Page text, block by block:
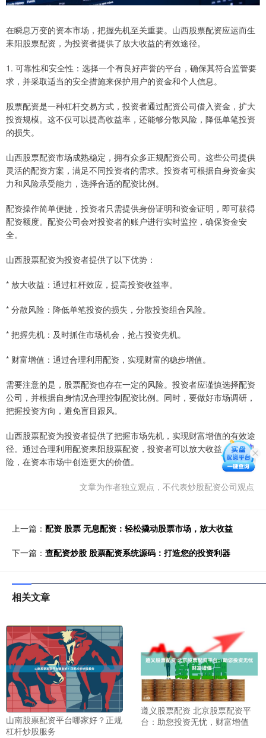
在瞬息万变的资本市场，把握先机至关重要。山西股票配资应运而生
耒阳股票配资，为投资者提供了放大收益的有效途径。
1. 可靠性和安全性：选择一个有良好声誉的平台，确保其符合监管要
求，并采取适当的安全措施来保护用户的资金和个人信息。
股票配资是一种杠杆交易方式，投资者通过配资公司借入资金，扩大
投资规模。这不仅可以提高收益率，还能够分散风险，降低单笔投资
的损失。
山西股票配资市场成熟稳定，拥有众多正规配资公司。这些公司提供
灵活的配资方案，满足不同投资者的需求。投资者可根据自身资金实
力和风险承受能力，选择合适的配资比例。
配资操作简单便捷，投资者只需提供身份证明和资金证明，即可获得
配资额度。配资公司会对投资者的账户进行实时监控，确保资金安
全。
山西股票配资为投资者提供了以下优势：
* 放大收益：通过杠杆效应，提高投资收益率。
* 分散风险：降低单笔投资的损失，分散投资组合风险。
* 把握先机：及时抓住市场机会，抢占投资先机。
* 财富增值：通过合理利用配资，实现财富的稳步增值。
需要注意的是，股票配资也存在一定的风险。投资者应谨慎选择配资
公司，并根据自身情况合理控制配资比例。同时，要做好市场调研，
把握投资方向，避免盲目跟风。
山西股票配资为投资者提供了把握市场先机，实现财富增值的有效途
径。通过合理利用配资耒阳股票配资，投资者可以放大收益，分散风
险，在资本市场中创造更大的价值。
文章为作者独立观点，不代表炒股配资公司观点
上一篇： 配资 股票 无息配资：轻松撬动股票市场，放大收益
下一篇： 查配资炒股 股票配资系统源码：打造您的投资利器
相关文章
山南股票配资平台哪家好？正规
杠杆炒股服务
遵义股票配资 北京股票配资平
台：助您投资无忧，财富增值